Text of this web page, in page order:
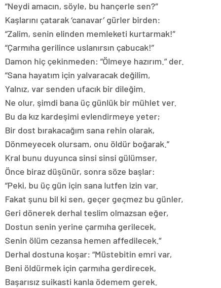
“Neydi amacın, söyle, bu hançerle sen?”
Kaşlarını çatarak ‘canavar’ gürler birden:
“Zalim, senin elinden memleketi kurtarmak!”
“Çarmıha gerilince uslanırsın çabucak!”
Damon hiç çekinmeden: “Ölmeye hazırım.” der.
“Sana hayatım için yalvaracak değilim,
Yalnız, var senden ufacık bir dileğim.
Ne olur, şimdi bana üç günlük bir mühlet ver.
Bu da kız kardeşimi evlendirmeye yeter;
Bir dost bırakacağım sana rehin olarak,
Dönmeyecek olursam, onu öldür boğarak.”
Kral bunu duyunca sinsi sinsi gülümser,
Önce biraz düşünür, sonra söze başlar:
“Peki, bu üç gün için sana lutfen izin var.
Fakat şunu bil ki sen, geçer geçmez bu günler,
Geri dönerek derhal teslim olmazsan eğer,
Dostun senin yerine çarmıha gerilecek,
Senin ölüm cezansa hemen affedilecek.”
Derhal dostuna koşar: “Müstebitin emri var,
Beni öldürmek için çarmıha gerdirecek,
Başarısız suikasti kanla ödemem gerek.